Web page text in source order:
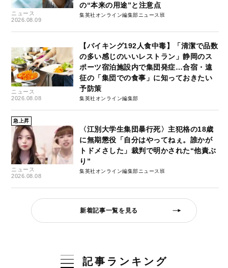
ニュース
2026.08.09
の“本来の用途”と注意点
集英社オンライン編集部ニュース班
ニュース
2026.08.08
【バイキング192人食中毒】「清潔で品数
の多い感じのいいレストラン」静岡のス
ポーツ宿泊施設内で集団発症…合宿・遠
征の「集団での食事」に知っておきたい
予防策
集英社オンライン編集部
急上昇
ニュース
2026.08.08
〈江別大学生集団暴行死〉主犯格の18歳
に無期懲役「自分はやってねぇ。誰かが
トドメさした」裁判で明かされた“他責ぶ
り”
集英社オンライン編集部ニュース班
新着記事一覧を見る
記事ランキング